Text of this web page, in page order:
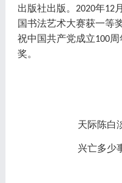
出版社出版。 2020年12
国书法艺术大赛获一等奖
祝中国共产党成立100周
奖。
天际陈白
兴亡多少